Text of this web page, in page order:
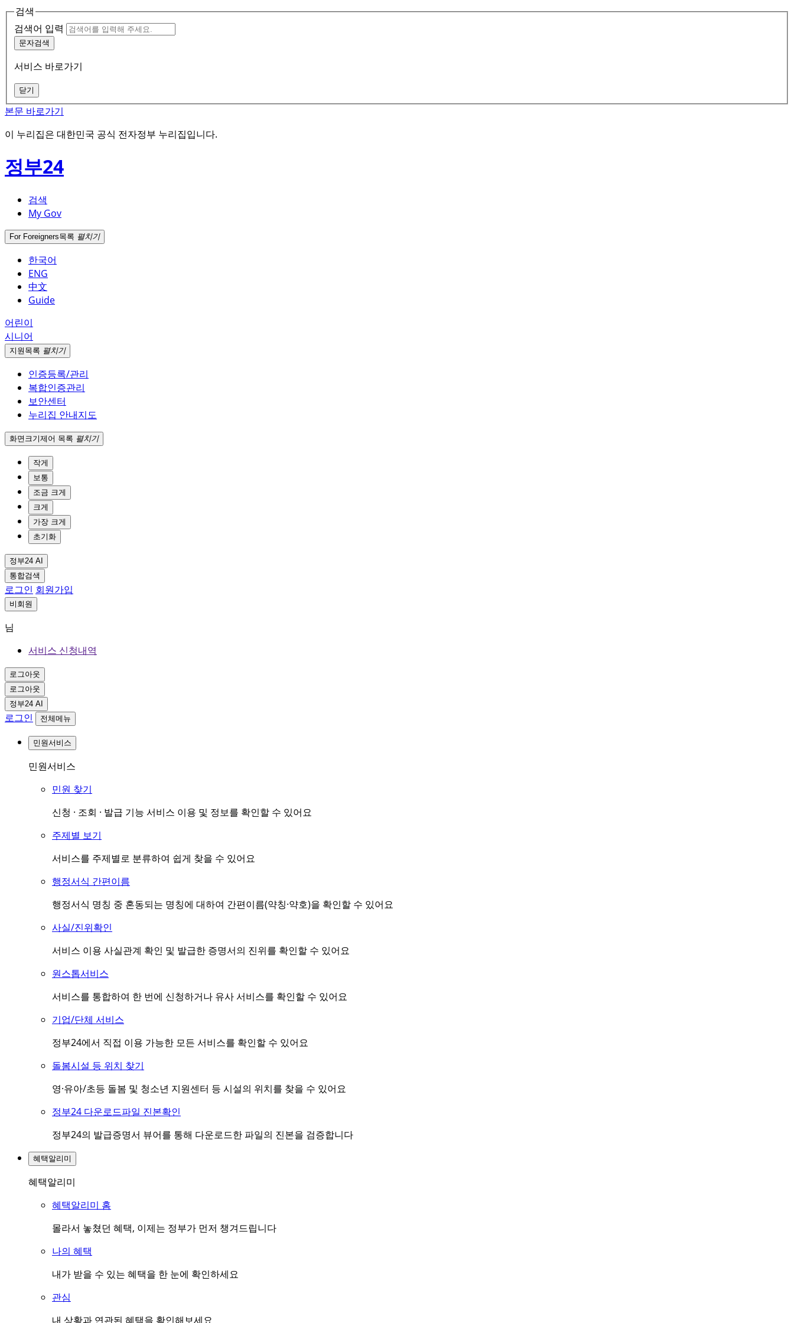
검색
검색어 입력
문자검색
서비스 바로가기
닫기
본문 바로가기
이 누리집은 대한민국 공식 전자정부 누리집입니다.
정부24
검색
My Gov
For Foreigners목록 펼치기
한국어
ENG
中文
Guide
어린이
시니어
지원 목록 펼치기
인증등록/관리
복합인증관리
보안센터
누리집 안내지도
화면크기제어 목록 펼치기
작게
보통
조금 크게
크게
가장 크게
초기화
정부24 AI
통합검색
로그인 회원가입
비회원
님
서비스 신청내역
로그아웃
로그아웃
정부24 AI
로그인 전체메뉴
민원서비스
민원서비스
민원 찾기
신청 · 조회 · 발급 기능 서비스 이용 및 정보를 확인할 수 있어요
주제별 보기
서비스를 주제별로 분류하여 쉽게 찾을 수 있어요
행정서식 간편이름
행정서식 명칭 중 혼동되는 명칭에 대하여 간편이름(약칭·약호)을 확인할 수 있어요
사실/진위확인
서비스 이용 사실관계 확인 및 발급한 증명서의 진위를 확인할 수 있어요
원스톱서비스
서비스를 통합하여 한 번에 신청하거나 유사 서비스를 확인할 수 있어요
기업/단체 서비스
정부24에서 직접 이용 가능한 모든 서비스를 확인할 수 있어요
돌봄시설 등 위치 찾기
영·유아/초등 돌봄 및 청소년 지원센터 등 시설의 위치를 찾을 수 있어요
정부24 다운로드파일 진본확인
정부24의 발급증명서 뷰어를 통해 다운로드한 파일의 진본을 검증합니다
혜택알리미
혜택알리미
혜택알리미 홈
몰라서 놓쳤던 혜택, 이제는 정부가 먼저 챙겨드립니다
나의 혜택
내가 받을 수 있는 혜택을 한 눈에 확인하세요
관심
내 상황과 연관된 혜택을 확인해보세요